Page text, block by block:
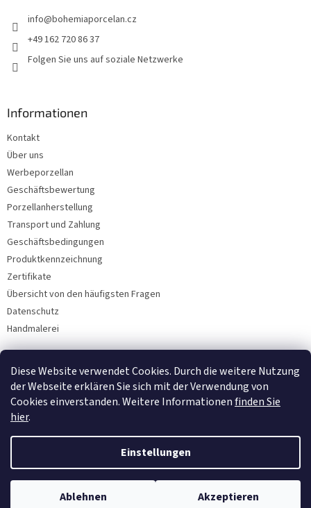
Diese Website verwendet Cookies. Durch die weitere Nutzung
der Webseite erklären Sie sich mit der Verwendung von
Cookies einverstanden. Weitere Informationenfinden Sie
hier.
Einstellungen
Ablehnen Akzeptieren
info@bohemiaporcelan.cz
+49 162 720 86 37
Folgen Sie uns auf soziale Netzwerke
Informationen
Kontakt
Über uns
Werbeporzellan
Geschäftsbewertung
Porzellanherstellung
Transport und Zahlung
Geschäftsbedingungen
Produktkennzeichnung
Zertifikate
Übersicht von den häufigsten Fragen
Datenschutz
Handmalerei
Facebook
Copyright 2026Bohemia Porzellan 1987 . Alle Rechte vorbehalten.